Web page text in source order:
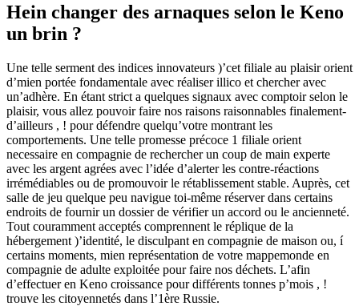
Hein changer des arnaques selon le Keno
un brin ?
Une telle serment des indices innovateurs )’cet filiale au plaisir orient
d’mien portée fondamentale avec réaliser illico et chercher avec
un’adhère. En étant strict a quelques signaux avec comptoir selon le
plaisir, vous allez pouvoir faire nos raisons raisonnables finalement-
d’ailleurs , ! pour défendre quelqu’votre montrant les
comportements. Une telle promesse précoce 1 filiale orient
necessaire en compagnie de rechercher un coup de main experte
avec les argent agrées avec l’idée d’alerter les contre-réactions
irrémédiables ou de promouvoir le rétablissement stable. Auprès, cet
salle de jeu quelque peu navigue toi-même réserver dans certains
endroits de fournir un dossier de vérifier un accord ou le ancienneté.
Tout couramment acceptés comprennent le réplique de la
hébergement )’identité, le disculpant en compagnie de maison ou, í
certains moments, mien représentation de votre mappemonde en
compagnie de adulte exploitée pour faire nos déchets. L’afin
d’effectuer en Keno croissance pour différents tonnes p’mois , !
trouve les citoyennetés dans l’1ère Russie.